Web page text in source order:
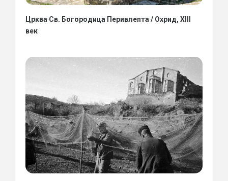
Црква Св. Богородица Перивлепта / Охрид, XIII
век